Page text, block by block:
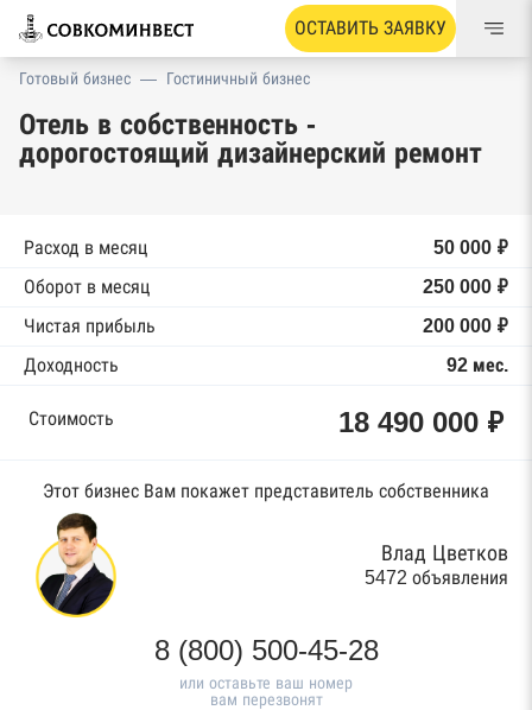
ОСТАВИТЬ ЗАЯВКУ
Готовый бизнес — Гостиничный бизнес
Отель в собственность -
дорогостоящий дизайнерский ремонт
Расход в месяц
50 000 ₽
Оборот в месяц
250 000 ₽
Чистая прибыль
200 000 ₽
Доходность
92 мес.
Стоимость 18 490 000 ₽
Этот бизнес Вам покажет представитель собственника
Влад Цветков
5472 объявления
8 (800) 500-45-28
или оставьте ваш номер
вам перезвонят